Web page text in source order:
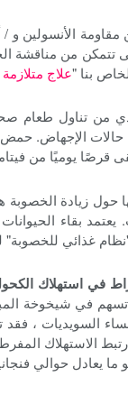
الأنسولين
تتمكن من مناقشة
بنا "علاج
من تناول طعام
الإجهاض. حمض
يوميًا من
زيادة الخصوبة
بقاء
غذائي
في شيخوخة
السويديات ،